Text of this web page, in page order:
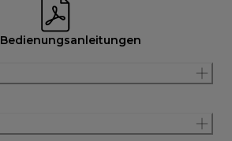
Bedienungsanleitungen